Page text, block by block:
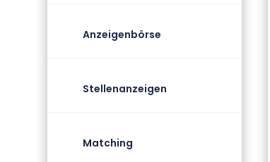
Anzeigenbörse
Stellenanzeigen
Matching